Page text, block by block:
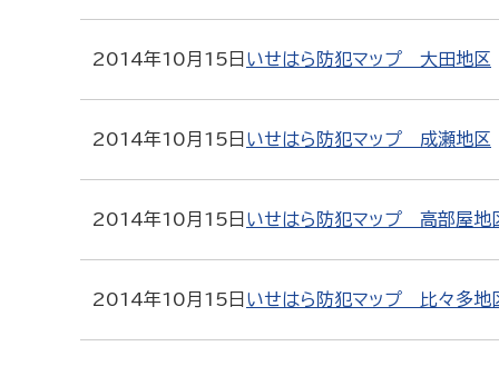
2014年10月15日 いせはら防犯マップ 大田地区
2014年10月15日 いせはら防犯マップ 成瀬地区
2014年10月15日 いせはら防犯マップ 高部屋地
2014年10月15日 いせはら防犯マップ 比々多地